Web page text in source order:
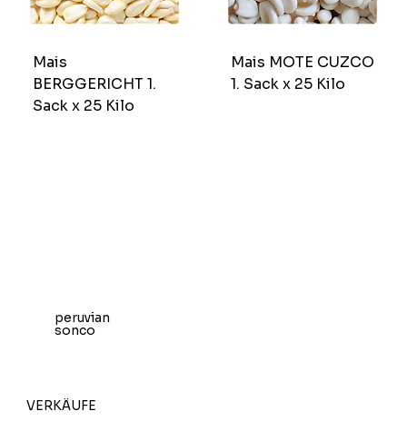
Mais
BERGGERICHT 1.
Sack x 25 Kilo
Mais MOTE CUZCO
1. Sack x 25 Kilo
peruvian
sonco
VERKÄUFE